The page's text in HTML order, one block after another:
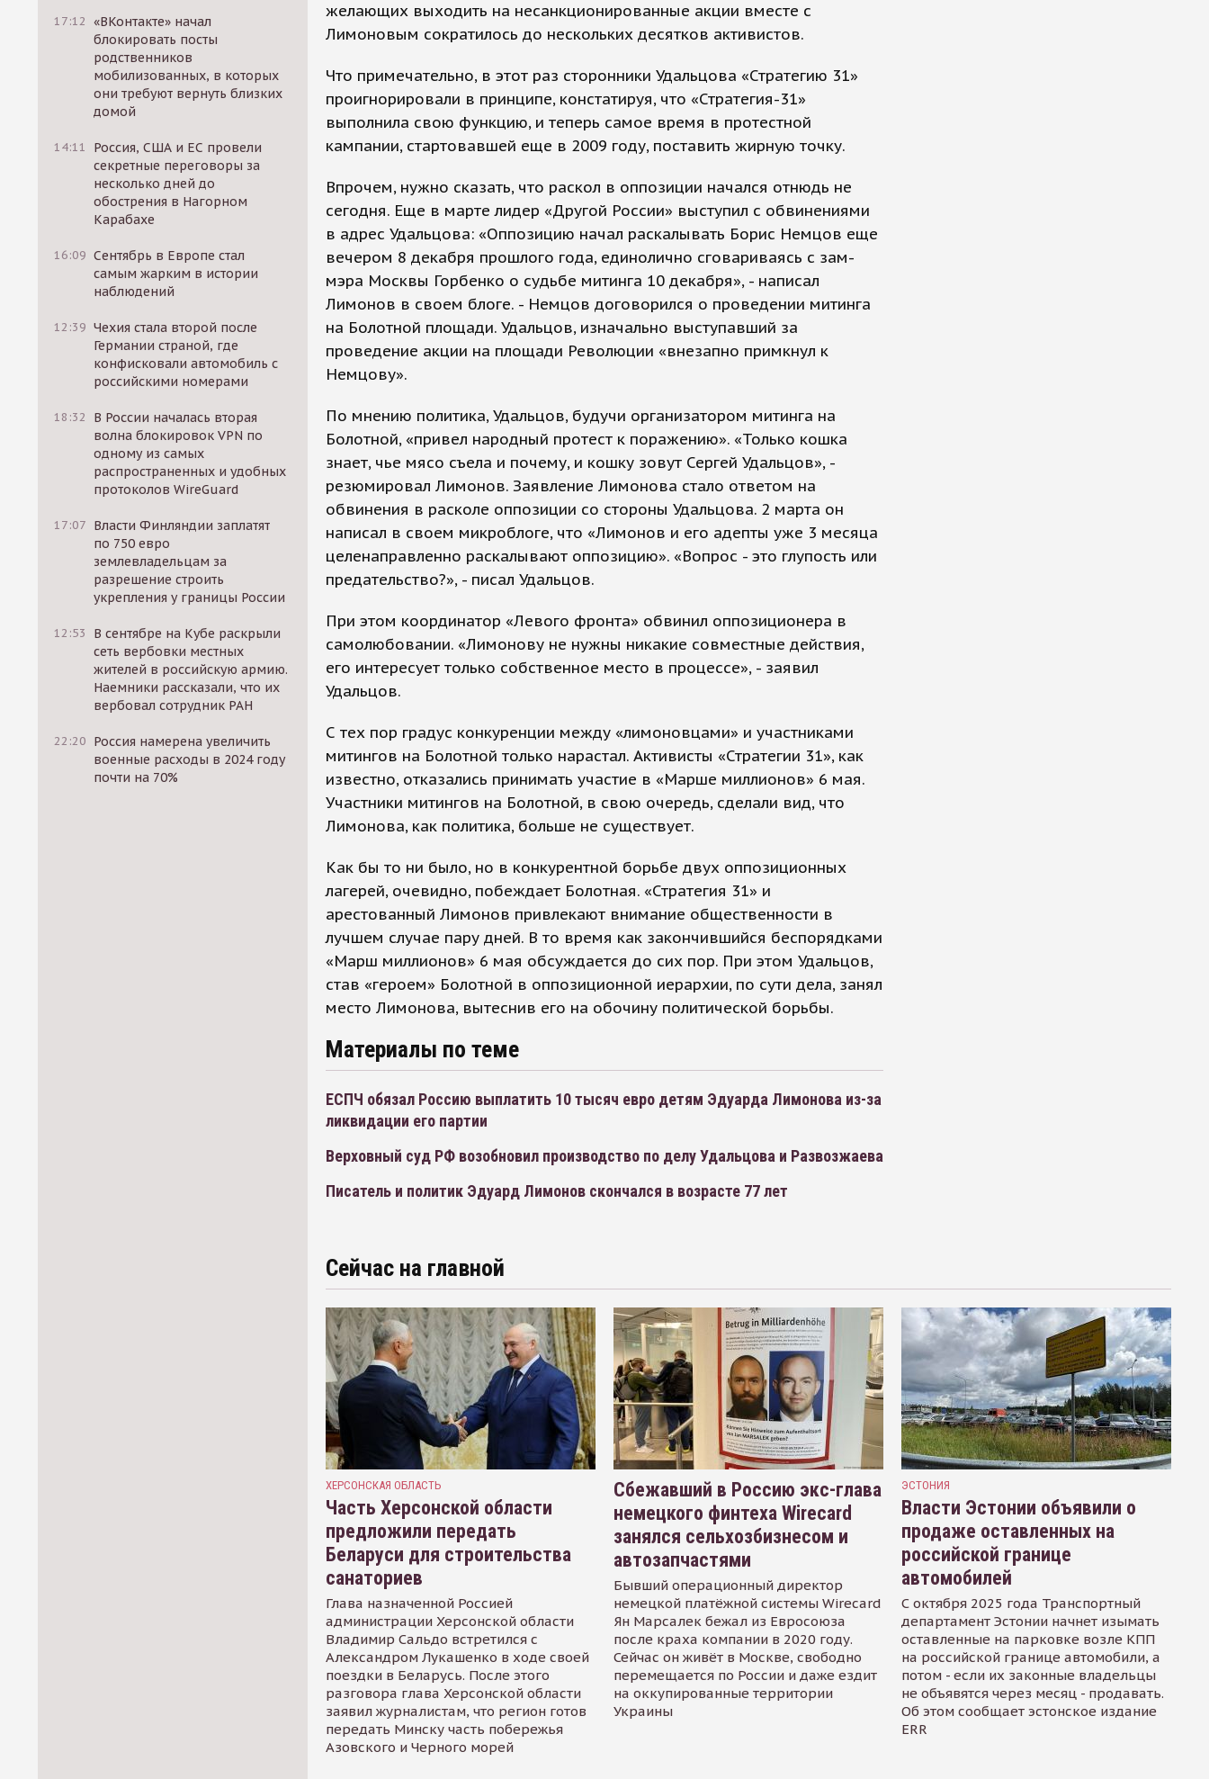
17:12 «ВКонтакте» начал
блокировать посты
родственников
мобилизованных, в которых
они требуют вернуть близких
домой
14:11
Россия, США и ЕС провели
секретные переговоры за
несколько дней до
обострения в Нагорном
Карабахе
16:09 Сентябрь в Европе стал
самым жарким в истории
наблюдений
12:39 Чехия стала второй после
Германии страной, где
конфисковали автомобиль с
российскими номерами
18:32
В России началась вторая
волна блокировок VPN по
одному из самых
распространенных и удобных
протоколов WireGuard
17:07 Власти Финляндии заплатят
по 750 евро
землевладельцам за
разрешение строить
укрепления у границы России
12:53
В сентябре на Кубе раскрыли
сеть вербовки местных
жителей в российскую армию.
Наемники рассказали, что их
вербовал сотрудник РАН
22:20 Россия намерена увеличить
военные расходы в 2024 году
почти на 70%
желающих выходить на несанкционированные акции вместе с
Лимоновым сократилось до нескольких десятков активистов.
Что примечательно, в этот раз сторонники Удальцова «Стратегию 31»
проигнорировали в принципе, констатируя, что «Стратегия-31»
выполнила свою функцию, и теперь самое время в протестной
кампании, стартовавшей еще в 2009 году, поставить жирную точку.
Впрочем, нужно сказать, что раскол в оппозиции начался отнюдь не
сегодня. Еще в марте лидер «Другой России» выступил с обвинениями
в адрес Удальцова: «Оппозицию начал раскалывать Борис Немцов еще
вечером 8 декабря прошлого года, единолично сговариваясь с зам-
мэра Москвы Горбенко о судьбе митинга 10 декабря», - написал
Лимонов в своем блоге. - Немцов договорился о проведении митинга
на Болотной площади. Удальцов, изначально выступавший за
проведение акции на площади Революции «внезапно примкнул к
Немцову».
По мнению политика, Удальцов, будучи организатором митинга на
Болотной, «привел народный протест к поражению». «Только кошка
знает, чье мясо съела и почему, и кошку зовут Сергей Удальцов», -
резюмировал Лимонов. Заявление Лимонова стало ответом на
обвинения в расколе оппозиции со стороны Удальцова. 2 марта он
написал в своем микроблоге, что «Лимонов и его адепты уже 3 месяца
целенаправленно раскалывают оппозицию». «Вопрос - это глупость или
предательство?», - писал Удальцов.
При этом координатор «Левого фронта» обвинил оппозиционера в
самолюбовании. «Лимонову не нужны никакие совместные действия,
его интересует только собственное место в процессе», - заявил
Удальцов.
С тех пор градус конкуренции между «лимоновцами» и участниками
митингов на Болотной только нарастал. Активисты «Стратегии 31», как
известно, отказались принимать участие в «Марше миллионов» 6 мая.
Участники митингов на Болотной, в свою очередь, сделали вид, что
Лимонова, как политика, больше не существует.
Как бы то ни было, но в конкурентной борьбе двух оппозиционных
лагерей, очевидно, побеждает Болотная. «Стратегия 31» и
арестованный Лимонов привлекают внимание общественности в
лучшем случае пару дней. В то время как закончившийся беспорядками
«Марш миллионов» 6 мая обсуждается до сих пор. При этом Удальцов,
став «героем» Болотной в оппозиционной иерархии, по сути дела, занял
место Лимонова, вытеснив его на обочину политической борьбы.
Материалы по теме
ЕСПЧ обязал Россию выплатить 10 тысяч евро детям Эдуарда Лимонова из-за
ликвидации его партии
Верховный суд РФ возобновил производство по делу Удальцова и Развозжаева
Писатель и политик Эдуард Лимонов скончался в возрасте 77 лет
Сейчас на главной
ХЕРСОНСКАЯ ОБЛАСТЬ
Часть Херсонской области
предложили передать
Беларуси для строительства
санаториев
Глава назначенной Россией
администрации Херсонской области
Владимир Сальдо встретился с
Александром Лукашенко в ходе своей
поездки в Беларусь. После этого
разговора глава Херсонской области
заявил журналистам, что регион готов
передать Минску часть побережья
Азовского и Черного морей
Сбежавший в Россию экс-глава
немецкого финтеха Wirecard
занялся сельхозбизнесом и
автозапчастями
Бывший операционный директор
немецкой платёжной системы Wirecard
Ян Марсалек бежал из Евросоюза
после краха компании в 2020 году.
Сейчас он живёт в Москве, свободно
перемещается по России и даже ездит
на оккупированные территории
Украины
ЭСТОНИЯ
Власти Эстонии объявили о
продаже оставленных на
российской границе
автомобилей
С октября 2025 года Транспортный
департамент Эстонии начнет изымать
оставленные на парковке возле КПП
на российской границе автомобили, а
потом - если их законные владельцы
не объявятся через месяц - продавать.
Об этом сообщает эстонское издание
ERR